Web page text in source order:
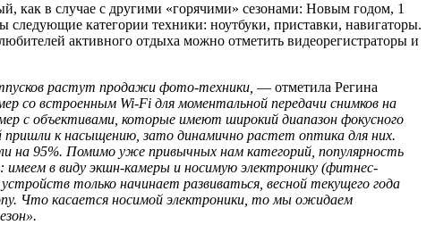
как в случае с другими «горячими» сезонами: Новым годом, 1
категории техники: ноутбуки, приставки, навигаторы.
активного отдыха можно отметить видеорегистраторы и
растут продажи фото-техники, — отметила Регина
со встроенным Wi-Fi для моментальной передачи снимков на
с объективами, которые имеют широкий диапазон фокусного
к насыщению, зато динамично растет оптика для них.
на 95%. Помимо уже привычных нам категорий, популярность
имеем в виду экшн-камеры и носимую электронику (фитнес-
только начинает развиваться, весной текущего года
Что касается носимой электроники, то мы ожидаем